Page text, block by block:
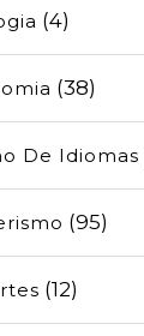
(4)
(38)
De Idiomas
(95)
(12)